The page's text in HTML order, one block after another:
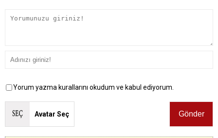
Yorum yazma kurallarını okudum ve kabul ediyorum.
Avatar Seç